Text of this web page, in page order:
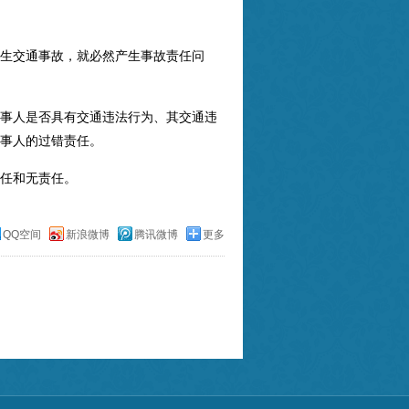
通事故，就必然产生事故责任问
是否具有交通违法行为、其交通违
人的过错责任。
无责任。
QQ空间 新浪微博 腾讯微博 更多